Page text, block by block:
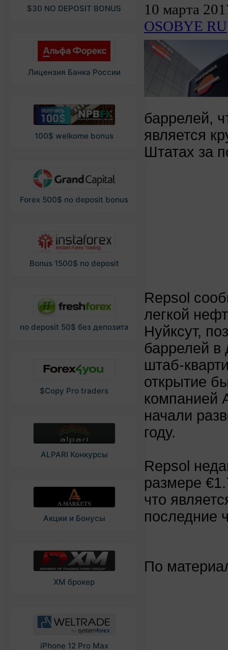
$30 NO DEPOSIT BONUS
Лицензия Банка России
100$ welkome bonus
Forex 500$ no deposit bonus
Bonus 1500$ no deposit
no deposit 50$ без депозита
$Copy Pro traders
ALPARI Конкурсы
Акции и Бонусы
XM брокер
iPhone 12 Pro Max
10 марта
OSOBYE RU
баррелей,
является
Штатах за
Repsol
легкой
Нуйксут,
баррелей в
штаб-
открытие
компанией
начали
году.
Repsol
размере
что
последние
По